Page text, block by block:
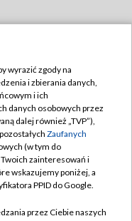
wyrazić zgody na
i zbierania danych,
i ich
danych osobowych przez
dalej również „TVP”),
Zaufanych
(w tym do
zainteresowań i
wskazujemy poniżej, a
PPID do Google.
przez Ciebie naszych